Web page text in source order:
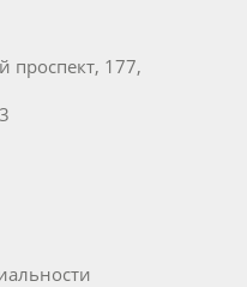
проспект, 177,